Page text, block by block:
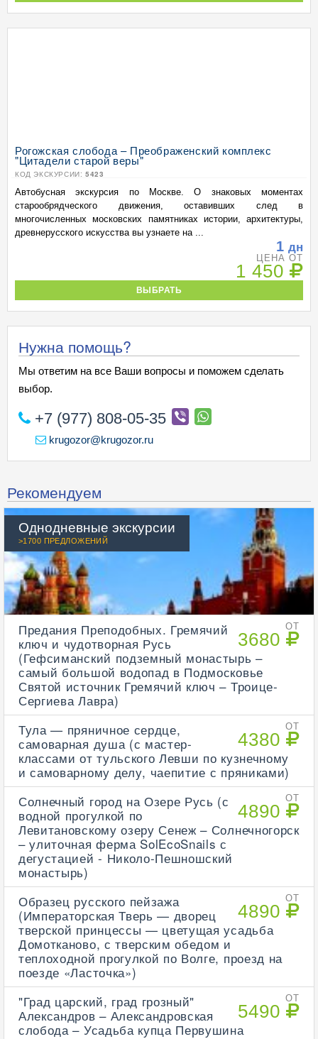
Рогожская слобода – Преображенский комплекс
"Цитадели старой веры"
КОД ЭКСКУРСИИ: 5423
Автобусная экскурсия по Москве. О знаковых моментах
старообрядческого движения, оставивших след в
многочисленных московских памятниках истории, архитектуры,
древнерусского искусства вы узнаете на ...
1 дн
ЦЕНА ОТ
1 450
ВЫБРАТЬ
Нужна помощь?
Мы ответим на все Ваши вопросы и поможем сделать
выбор.
+7 (977) 808-05-35
krugozor@krugozor.ru
Рекомендуем
Однодневные экскурсии
>1700 ПРЕДЛОЖЕНИЙ
ОТ
3680
Предания Преподобных. Гремячий
ключ и чудотворная Русь
(Гефсиманский подземный монастырь –
самый большой водопад в Подмосковье
Святой источник Гремячий ключ – Троице-
Сергиева Лавра)
ОТ
4380
Тула — пряничное сердце,
самоварная душа (с мастер-
классами от тульского Левши по кузнечному
и самоварному делу, чаепитие с пряниками)
ОТ
4890
Солнечный город на Озере Русь (с
водной прогулкой по
Левитановскому озеру Сенеж – Солнечногорск
– улиточная ферма SolEcoSnails с
дегустацией - Николо-Пешношский
монастырь)
ОТ
4890
Образец русского пейзажа
(Императорская Тверь — дворец
тверской принцессы — цветущая усадьба
Домотканово, с тверским обедом и
теплоходной прогулкой по Волге, проезд на
поезде «Ласточка»)
ОТ
5490
"Град царский, град грозный"
Александров – Александровская
слобода – Усадьба купца Первушина